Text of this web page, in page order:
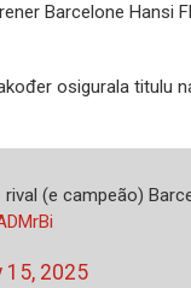
Barcelone Hansi
osigurala titulu
(e campeão)
15, 2025